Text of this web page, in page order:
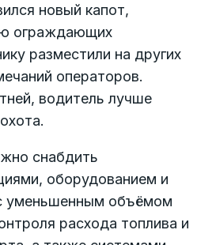
новый капот,
ограждающих
разместили на других
операторов.
водитель лучше
снабдить
оборудованием и
уменьшенным объёмом
расхода топлива и